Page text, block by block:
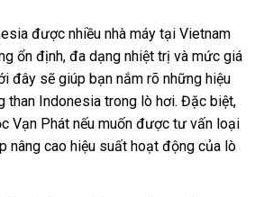
được nhiều nhà máy tại Vietnam
ổn định, đa dạng nhiệt trị và mức giá
đây sẽ giúp bạn nắm rõ những hiệu
than Indonesia trong lò hơi. Đặc biệt,
Vạn Phát nếu muốn được tư vấn loại
nâng cao hiệu suất hoạt động của lò